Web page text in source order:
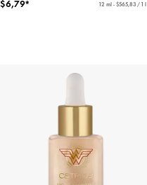
$6,79*
12 ml - $565,83 / 1 l